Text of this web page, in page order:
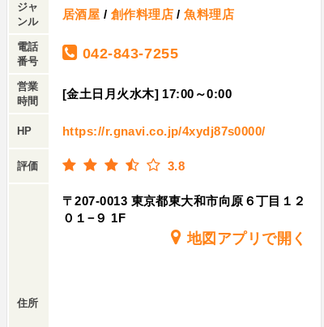
ジャ
ンル
居酒屋 / 創作料理店/魚料理店
電話
番号
042-843-7255
営業
時間
[金土日月火水木] 17:00～0:00
HP https://r.gnavi.co.jp/4xydj87s0000/
評価 3.8
住所
〒207-0013 東京都東大和市向原６丁目１２
０１−９ 1F
地図アプリで開く